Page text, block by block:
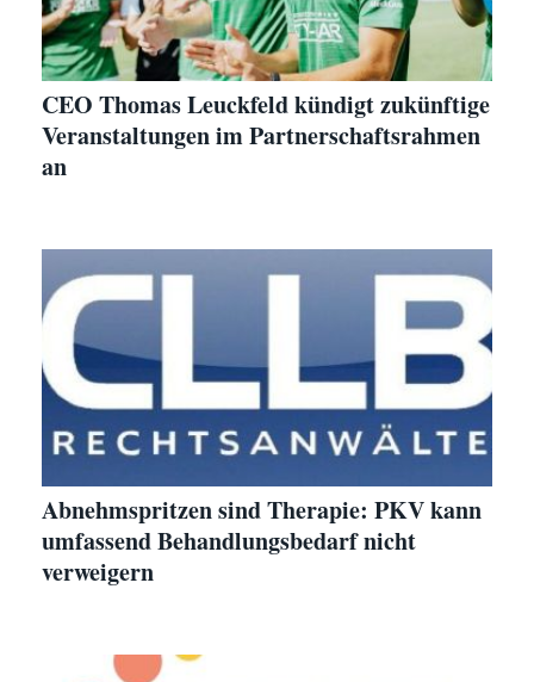
CEO Thomas Leuckfeld kündigt zukünftige
Veranstaltungen im Partnerschaftsrahmen
an
Abnehmspritzen sind Therapie: PKV kann
umfassend Behandlungsbedarf nicht
verweigern